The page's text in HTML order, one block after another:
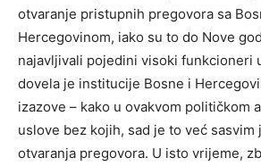
otvaranje pristupnih pregovora sa
Hercegovinom, iako su to do Nove
najavljivali pojedini visoki funkcioneri
dovela je institucije Bosne i
izazove – kako u ovakvom političkom
uslove bez kojih, sad je to već sasvim
otvaranja pregovora. U isto vrijeme,